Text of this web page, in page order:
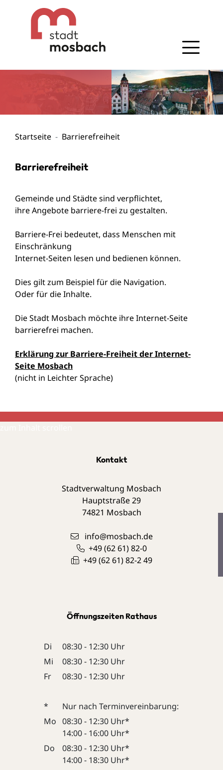
Gehe zum Navigationsbereich
Gehe zum Inhalt
Startseite Barrierefreiheit
Barrierefreiheit
Gemeinde und Städte sind verpflichtet,
ihre Angebote barriere-frei zu gestalten.
Barriere-Frei bedeutet, dass Menschen mit
Einschränkung
Internet-Seiten lesen und bedienen können.
Dies gilt zum Beispiel für die Navigation.
Oder für die Inhalte.
Die Stadt Mosbach möchte ihre Internet-Seite
barrierefrei machen.
Erklärung zur Barriere-Freiheit der Internet-
Seite Mosbach
(nicht in Leichter Sprache)
Kontakt
Stadtverwaltung Mosbach
Hauptstraße 29
74821 Mosbach
info@mosbach.de
+49 (62 61) 82-0
+49 (62 61) 82-2 49
Öffnungszeiten Rathaus
Di
08:30 - 12:30 Uhr
Mi
08:30 - 12:30 Uhr
Fr
08:30 - 12:30 Uhr
*
Nur nach Terminvereinbarung:
Mo 08:30 - 12:30 Uhr*
14:00 - 16:00 Uhr*
Do
08:30 - 12:30 Uhr*
14:00 - 18:30 Uhr*